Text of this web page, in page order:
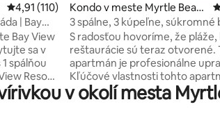
113
Priemerné ohodnotenie 4,91 z 5, počet
4,91 (110)
| Bay
Bay View
sa v
spálňou
Resort
s
plne
Kondo v meste Myrtle Beac
h
3 spálne, 3 kúpeľne, súkromné
10. poschodie
S radosťou hovoríme, že pláže,
reštaurácie sú teraz otvorené.
apartmán je profesionálne
Kľúčové vlastnosti tohto
zahŕňajú: * Tri spálne pri
Sandy Beach * 2 manželské
v okolí mesta